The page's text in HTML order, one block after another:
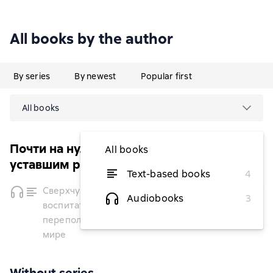
All books by the author
By series By newest Popular first
All books
All books
Text-based books
4
Audiobooks
3
Почти на нуле. Книги, которые помогут
уставшим родителям
Сверхчувствительный родитель. Как
воспитать детей и сохранить себя в
переполненном переживаниями
мире
unavailable